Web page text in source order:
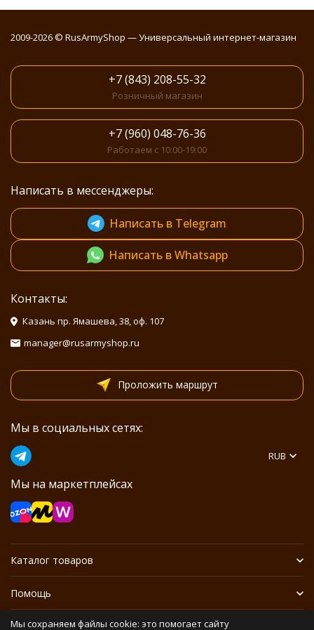
2009-2026 © RusArmyShop — Универсальный интернет-магазин
+7 (843) 208-55-32
Розничный магазин
+7 (960) 048-76-36
Работаем с 10:00-19:00
Написать в мессенджеры:
Написать в Telegram
Написать в Whatsapp
Контакты:
Казань пр. Ямашева, 38, оф. 107
manager@rusarmyshop.ru
Проложить маршрут
Мы в социальных сетях:
Мы на маркетплейсах
RUB
Каталог товаров
Помощь
Информация
Мы сохраняем файлы cookie: это помогает сайту